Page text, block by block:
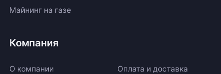
Майнинг на газе
Компания
О компании Оплата и доставка